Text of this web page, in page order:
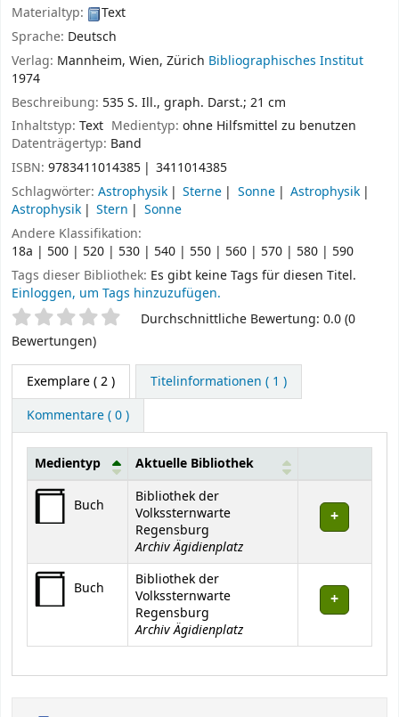
Materialtyp:
Text
Sprache: Deutsch
Verlag: Mannheim, Wien, Zürich Bibliographisches Institut
1974
Beschreibung: 535 S. Ill., graph. Darst.; 21 cm
Inhaltstyp: Text Medientyp:ohne Hilfsmittel zu benutzen
Datenträgertyp: Band
ISBN: 9783411014385
3411014385
Schlagwörter: Astrophysik Sterne Sonne
Astrophysik
Astrophysik
Stern
Sonne
Andere Klassifikation:
18a | 500 | 520 | 530 | 540 | 550 | 560 | 570 | 580 | 590
Tags dieser Bibliothek: Es gibt keine Tags für diesen Titel.
Einloggen, um Tags hinzuzufügen.
SternchenbewertungDurchschnittliche Bewertung: 0.0 (0
Bewertungen)
Exemplare( 2 )
Titelinformationen ( 1 )
Kommentare ( 0 )
Exemplare
Medientyp Aktuelle Bibliothek
Buch
Bibliothek der
Volkssternwarte
Regensburg
Archiv Ägidienplatz
Buch
Bibliothek der
Volkssternwarte
Regensburg
Archiv Ägidienplatz